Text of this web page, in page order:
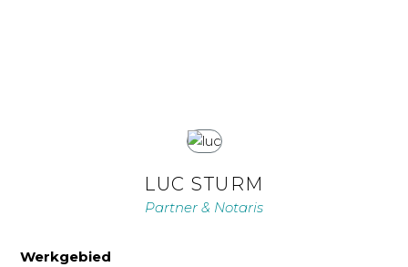
LUC STURM
Partner & Notaris
Werkgebied